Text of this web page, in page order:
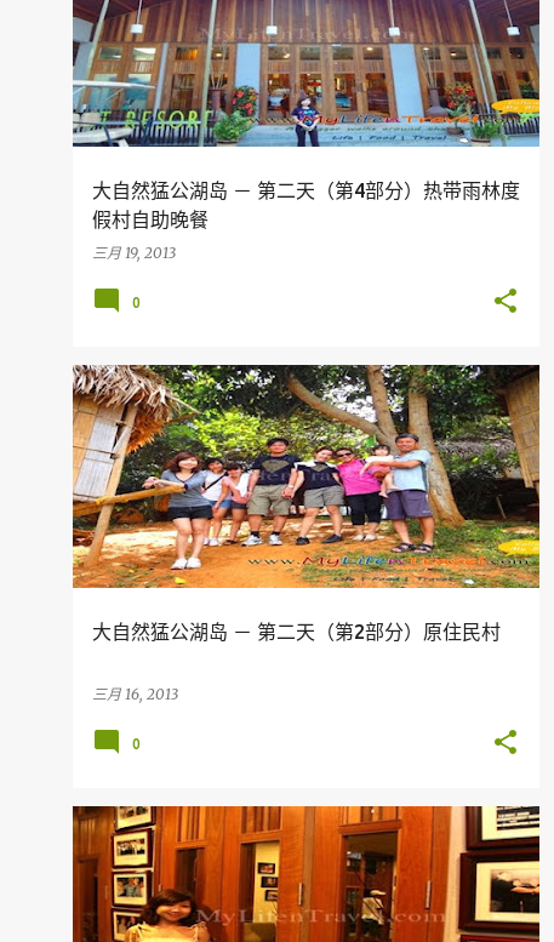
大自然猛公湖岛 － 第二天（第4部分）热带雨林度
假村自助晚餐
三月 19, 2013
TERMERGGOH
0
大自然猛公湖岛 － 第二天（第2部分）原住民村
三月 16, 2013
假期 旅行 MALAYSIA PERAK TERMERGGOH
0
假期 旅行 MALAYSIA PERAK TERMERGGOH